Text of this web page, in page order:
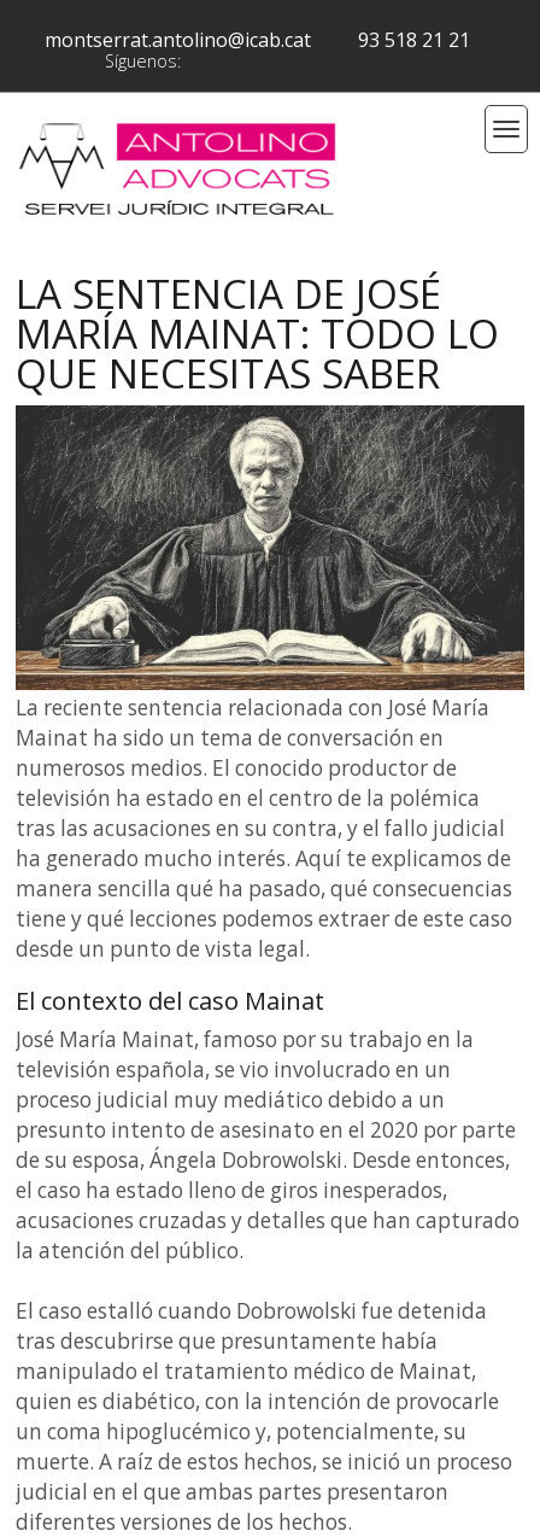
montserrat.antolino@icab.cat 93 518 21 21
Síguenos:
LA SENTENCIA DE JOSÉ
MARÍA MAINAT: TODO LO
QUE NECESITAS SABER
La reciente sentencia relacionada con José María
Mainat ha sido un tema de conversación en
numerosos medios. El conocido productor de
televisión ha estado en el centro de la polémica
tras las acusaciones en su contra, y el fallo judicial
ha generado mucho interés. Aquí te explicamos de
manera sencilla qué ha pasado, qué consecuencias
tiene y qué lecciones podemos extraer de este caso
desde un punto de vista legal.
El contexto del caso Mainat
José María Mainat, famoso por su trabajo en la
televisión española, se vio involucrado en un
proceso judicial muy mediático debido a un
presunto intento de asesinato en el 2020 por parte
de su esposa, Ángela Dobrowolski. Desde entonces,
el caso ha estado lleno de giros inesperados,
acusaciones cruzadas y detalles que han capturado
la atención del público.
El caso estalló cuando Dobrowolski fue detenida
tras descubrirse que presuntamente había
manipulado el tratamiento médico de Mainat,
quien es diabético, con la intención de provocarle
un coma hipoglucémico y, potencialmente, su
muerte. A raíz de estos hechos, se inició un proceso
judicial en el que ambas partes presentaron
diferentes versiones de los hechos.